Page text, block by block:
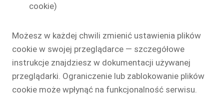
cookie)
Możesz w każdej chwili zmienić ustawienia plików
cookie w swojej przeglądarce — szczegółowe
instrukcje znajdziesz w dokumentacji używanej
przeglądarki. Ograniczenie lub zablokowanie plików
cookie może wpłynąć na funkcjonalność serwisu.